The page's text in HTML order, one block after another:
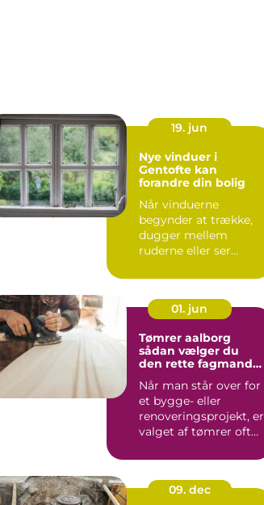
19. jun
Nye vinduer i
Gentofte kan
forandre din bolig
Når vinduerne
begynder at trække,
dugger mellem
ruderne eller ser
01. jun
Tømrer aalborg
sådan vælger du
den rette fagmand
Når man står over for
et bygge- eller
renoveringsprojekt, er
valget af tømrer ofte
09. dec